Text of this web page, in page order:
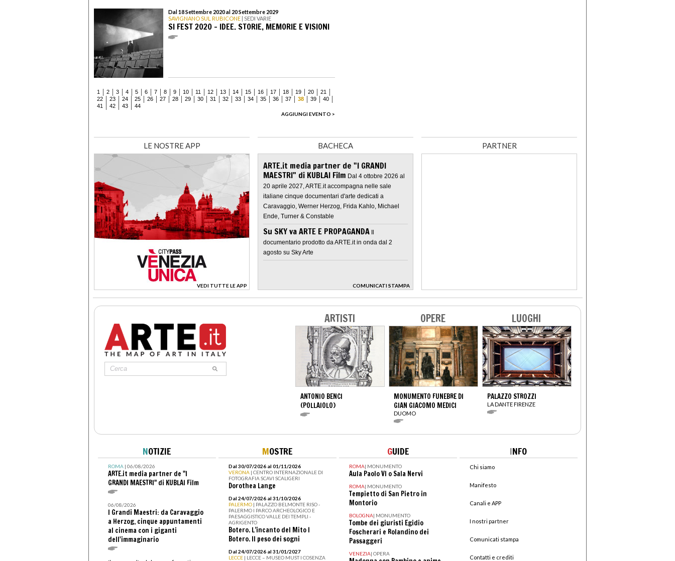
Dal 18 Settembre 2020 al 20 Settembre 2029
SAVIGNANO SUL RUBICONE | SEDI VARIE
SI FEST 2020 - IDEE. STORIE, MEMORIE E VISIONI
1 2 3 4 5 6 7 8 9 10 11 12 13 14 15 16 17 18 19 20
21
22
23 24 25 26 27 28 29 30 31 32 33 34 35 36 37 38 39
40
41
42 43
44
AGGIUNGI EVENTO >
LE NOSTRE APP
VEDI TUTTE LE APP
>
BACHECA
ARTE.it media partner de "I GRANDI
MAESTRI" di KUBLAI Film Dal 4 ottobre 2026 al
20 aprile 2027, ARTE.it accompagna nelle sale
italiane cinque documentari d'arte dedicati a
Caravaggio, Werner Herzog, Frida Kahlo, Michael
Ende, Turner & Constable
Su SKY va ARTE E PROPAGANDA Il
documentario prodotto da ARTE.it in onda dal 2
agosto su Sky Arte
COMUNICATI STAMPA
>
PARTNER
ARTISTI
ANTONIO BENCI
(POLLAIOLO)
OPERE
MONUMENTO FUNEBRE DI
GIAN GIACOMO MEDICI
DUOMO
LUOGHI
PALAZZO STROZZI
LA DANTE FIRENZE
NOTIZIE
ROMA| 06/08/2026
ARTE.it media partner de "I
GRANDI MAESTRI" di KUBLAI Film
06/08/2026
I Grandi Maestri: da Caravaggio
a Herzog, cinque appuntamenti
al cinema con i giganti
dell'immaginario
MOSTRE
Dal 30/07/2026 al 01/11/2026
VERONA | CENTRO INTERNAZIONALE DI
FOTOGRAFIA SCAVI SCALIGERI
Dorothea Lange
Dal 24/07/2026 al 31/10/2026
PALERMO | PALAZZO BELMONTE RISO -
PALERMO I PARCO ARCHEOLOGICO E
PAESAGGISTICO VALLE DEI TEMPLI -
AGRIGENTO
Botero. L’incanto del Mito I
Botero. Il peso dei sogni
Dal 24/07/2026 al 31/01/2027
LECCE | LECCE – MUSEO MUST I COSENZA
GUIDE
ROMA| MONUMENTO
Aula Paolo VI o Sala Nervi
ROMA| MONUMENTO
Tempietto di San Pietro in
Montorio
BOLOGNA| MONUMENTO
Tombe dei giuristi Egidio
Foscherari e Rolandino dei
Passaggeri
VENEZIA| OPERA
INFO
Chi siamo
Manifesto
Canali e APP
I nostri partner
Comunicati stampa
Contatti e crediti